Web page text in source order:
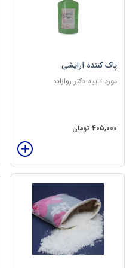
پاک کننده آرایشی
مورد تایید دکتر روازاده
405,000 تومان